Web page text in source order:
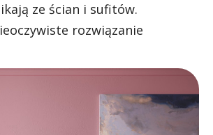
ze ścian i sufitów.
rozwiązanie